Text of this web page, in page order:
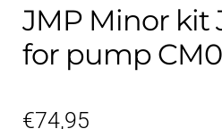
JMP Minor kit
for pump
€74,95